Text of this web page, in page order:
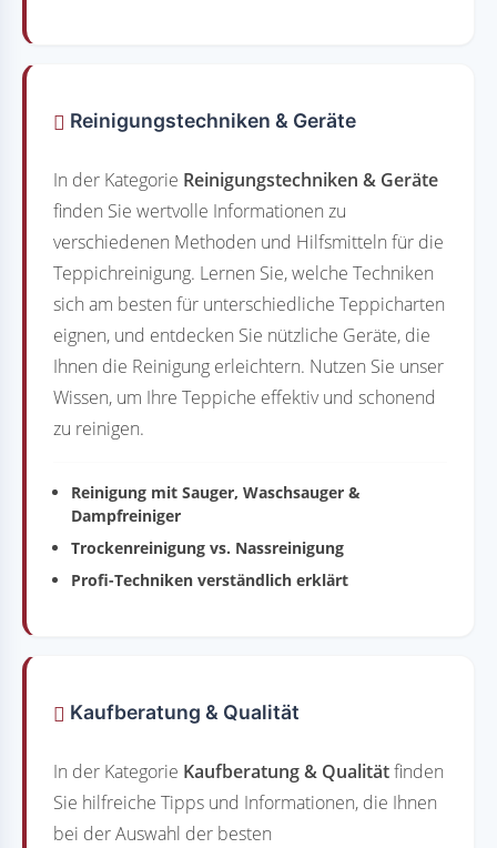
Reinigungstechniken & Geräte
In der Kategorie Reinigungstechniken & Geräte
finden Sie wertvolle Informationen zu
verschiedenen Methoden und Hilfsmitteln für die
Teppichreinigung. Lernen Sie, welche Techniken
sich am besten für unterschiedliche Teppicharten
eignen, und entdecken Sie nützliche Geräte, die
Ihnen die Reinigung erleichtern. Nutzen Sie unser
Wissen, um Ihre Teppiche effektiv und schonend
zu reinigen.
Reinigung mit Sauger, Waschsauger &
Dampfreiniger
Trockenreinigung vs. Nassreinigung
Profi-Techniken verständlich erklärt
Kaufberatung & Qualität
In der Kategorie Kaufberatung & Qualitätfinden
Sie hilfreiche Tipps und Informationen, die Ihnen
bei der Auswahl der besten